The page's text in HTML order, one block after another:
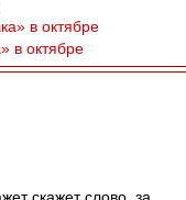
в октябре
в октябре